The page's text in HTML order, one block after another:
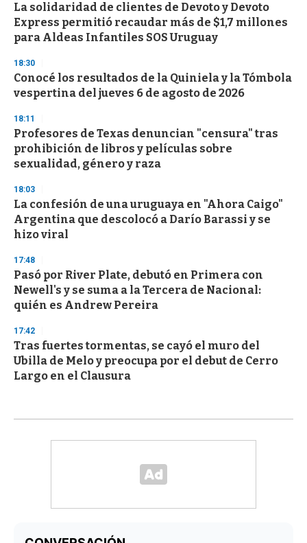
La solidaridad de clientes de Devoto y Devoto
Express permitió recaudar más de $1,7 millones
para Aldeas Infantiles SOS Uruguay
18:30
Conocé los resultados de la Quiniela y la Tómbola
vespertina del jueves 6 de agosto de 2026
18:11
Profesores de Texas denuncian "censura" tras
prohibición de libros y películas sobre
sexualidad, género y raza
18:03
La confesión de una uruguaya en "Ahora Caigo"
Argentina que descolocó a Darío Barassi y se
hizo viral
17:48
Pasó por River Plate, debutó en Primera con
Newell's y se suma a la Tercera de Nacional:
quién es Andrew Pereira
17:42
Tras fuertes tormentas, se cayó el muro del
Ubilla de Melo y preocupa por el debut de Cerro
Largo en el Clausura